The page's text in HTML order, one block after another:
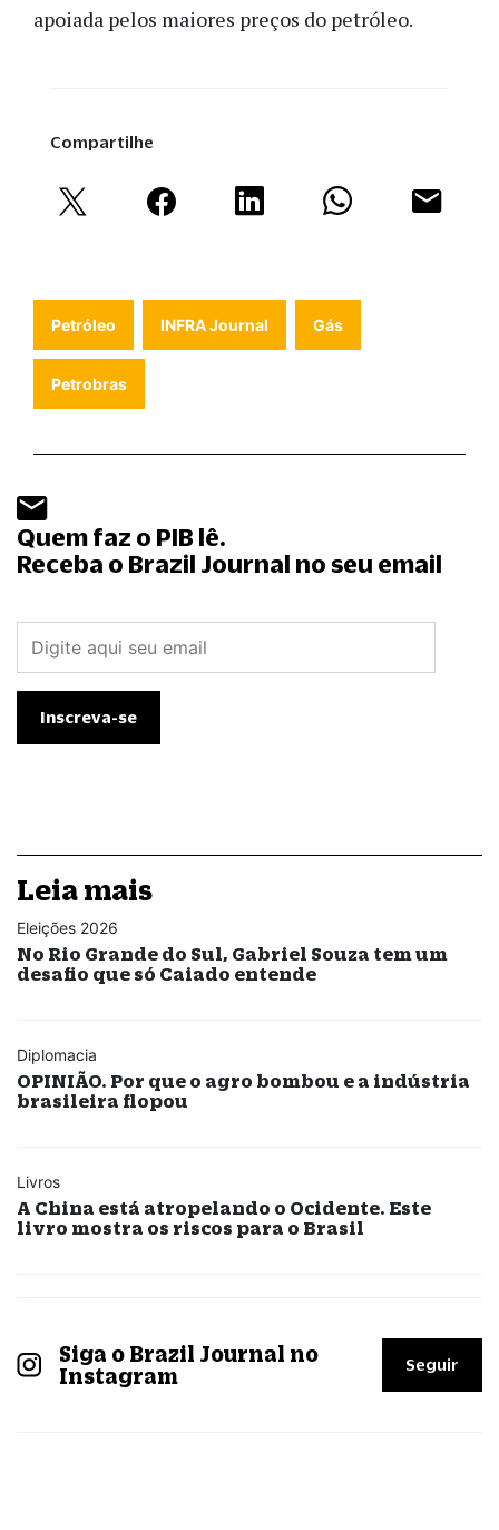
apoiada pelos maiores preços do petróleo.
Compartilhe
Petróleo INFRA Journal Gás
Petrobras
Quem faz o PIB lê.
Receba o Brazil Journal no seu email
Leia mais
Eleições 2026
No Rio Grande do Sul, Gabriel Souza tem um
desafio que só Caiado entende
Diplomacia
OPINIÃO. Por que o agro bombou e a indústria
brasileira flopou
Livros
A China está atropelando o Ocidente. Este
livro mostra os riscos para o Brasil
Siga o Brazil Journal no
Instagram
Seguir